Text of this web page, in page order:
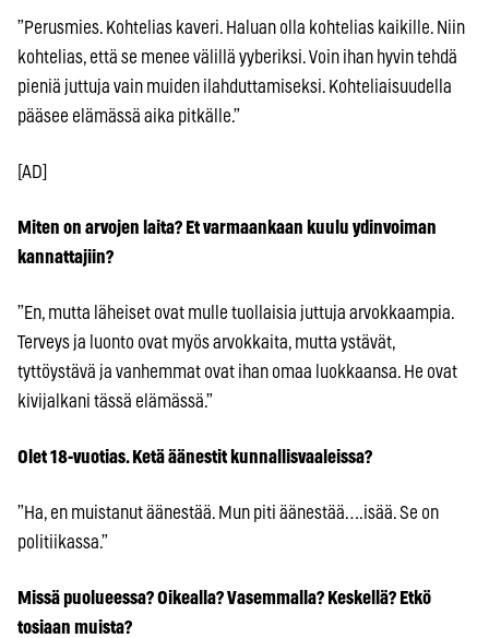
”Perusmies. Kohtelias kaveri. Haluan olla kohtelias kaikille. Niin
kohtelias, että se menee välillä yyberiksi. Voin ihan hyvin tehdä
pieniä juttuja vain muiden ilahduttamiseksi. Kohteliaisuudella
pääsee elämässä aika pitkälle.”
[AD]
Miten on arvojen laita? Et varmaankaan kuulu ydinvoiman
kannattajiin?
”En, mutta läheiset ovat mulle tuollaisia juttuja arvokkaampia.
Terveys ja luonto ovat myös arvokkaita, mutta ystävät,
tyttöystävä ja vanhemmat ovat ihan omaa luokkaansa. He ovat
kivijalkani tässä elämässä.”
Olet 18-vuotias. Ketä äänestit kunnallisvaaleissa?
”Ha, en muistanut äänestää. Mun piti äänestää….isää. Se on
politiikassa.”
Missä puolueessa? Oikealla? Vasemmalla? Keskellä? Etkö
tosiaan muista?